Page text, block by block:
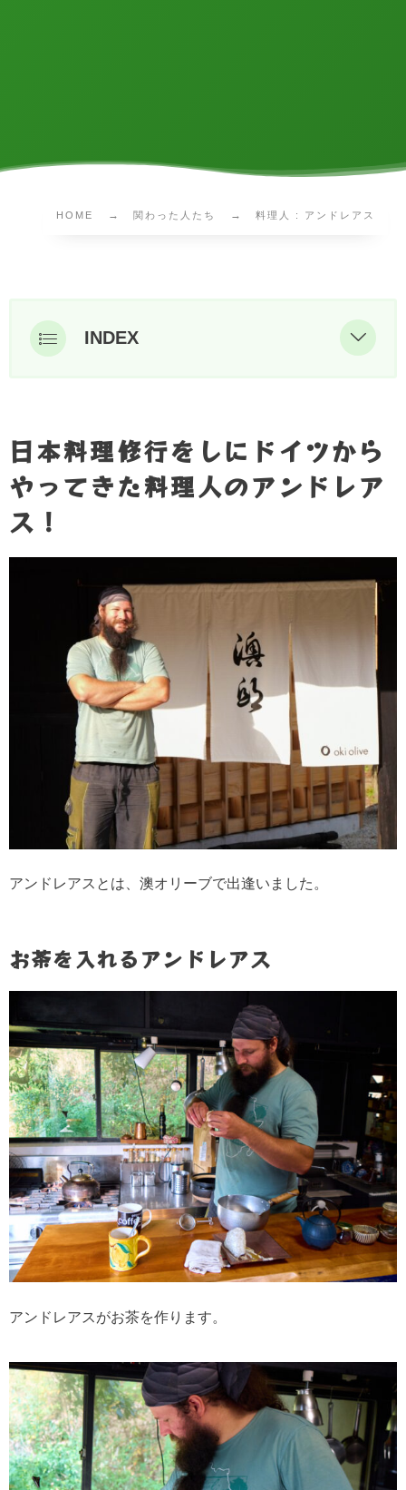
HOME 関わった人たち 料理人 : アンドレアス
INDEX
お茶を入れるアンドレアス
猪肉のローストの準備をするアンド
レアス
ドーナッツを準備するアンドレアス
猪肉のローストを確認するアンドレ
アス
ドーナッツを作るアンドレアス
ドイツのポテトフライを作るアンド
レアス
猪肉のローストを完成させるアンド
レアス
日本料理修行をしにドイツから
やってきた料理人のアンドレア
ス！
アンドレアスとは、澳オリーブで出逢いました。
お茶を入れるアンドレアス
アンドレアスがお茶を作ります。